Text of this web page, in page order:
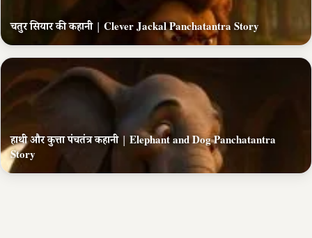
चतुर सियार की कहानी | Clever Jackal Panchatantra Story
हाथी और कुत्ता पंचतंत्र कहानी | Elephant and Dog Panchatantra
Story